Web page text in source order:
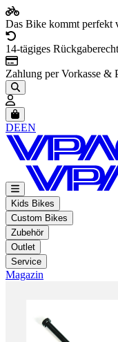
Das Bike kommt perfekt
14-tägiges
Zahlung per Vorkasse &
Artikel im Warenkorb,
DEEN
Kids Bikes
Custom Bikes
Zubehör
Outlet
Service
Magazin